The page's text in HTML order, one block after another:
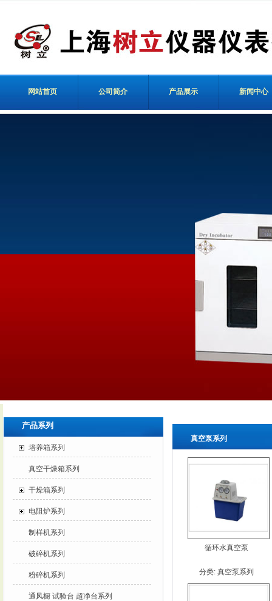
网站首页 公司简介 产品展示 新闻中心
真空泵系列
循环水真空泵
分类: 真空泵系列
产品系列
培养箱系列
真空干燥箱系列
干燥箱系列
电阻炉系列
制样机系列
破碎机系列
粉碎机系列
通风橱 试验台 超净台系列